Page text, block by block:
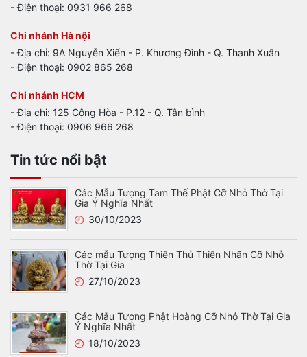
- Điện thoại: 0931 966 268
Chi nhánh Hà nội
- Địa chỉ: 9A Nguyễn Xiển - P. Khương Đình - Q. Thanh Xuân
- Điện thoại: 0902 865 268
Chi nhánh HCM
- Địa chi: 125 Cộng Hòa - P.12 - Q. Tân bình
- Điện thoại: 0906 966 268
Tin tức nổi bật
Các Mẫu Tượng Tam Thế Phật Cỡ Nhỏ Thờ Tại
Gia Ý Nghĩa Nhất
30/10/2023
Các mẫu Tượng Thiên Thủ Thiên Nhãn Cỡ Nhỏ
Thờ Tại Gia
27/10/2023
Các Mẫu Tượng Phật Hoàng Cỡ Nhỏ Thờ Tại Gia
Ý Nghĩa Nhất
18/10/2023